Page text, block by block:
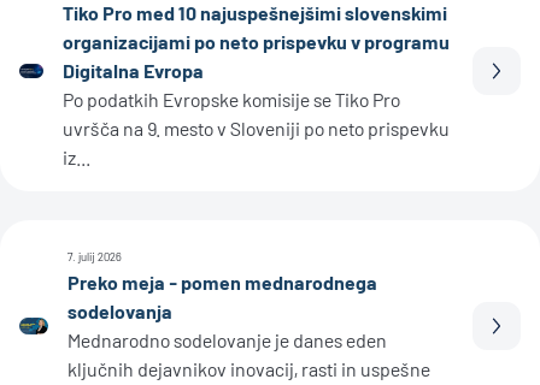
Tiko Pro med 10 najuspešnejšimi slovenskimi
organizacijami po neto prispevku v programu
Digitalna Evropa
Po podatkih Evropske komisije se Tiko Pro
uvršča na 9. mesto v Sloveniji po neto prispevku
iz...
7. julij 2026
Preko meja - pomen mednarodnega
sodelovanja
Mednarodno sodelovanje je danes eden
ključnih dejavnikov inovacij, rasti in uspešne